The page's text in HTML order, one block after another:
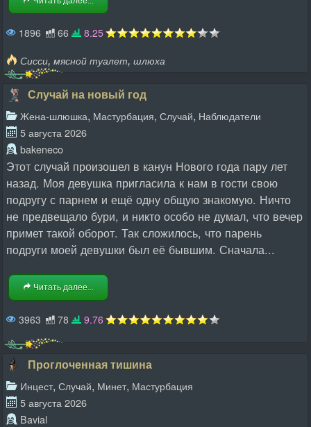
1896 66
8.25
Сисси, мясной туалет, шлюха
Случай на новый год
Жена-шлюшка, Мастурбация, Случай, Наблюдатели
5 августа 2026
bakeneco
Этот случай произошел в канун Нового года пару лет
назад. Моя девушка пригласила к нам в гости свою
подругу с парнем и ещё одну общую знакомую. Ничто
не предвещало бури, и никто особо не думал, что вечер
примет такой оборот. Так сложилось, что парень
подруги моей девушки был её бывшим. Сначала...
Читать далее...
3963 78 9.76
Проглоченная тишина
Инцест, Случай, Минет, Мастурбация
5 августа 2026
Bavial